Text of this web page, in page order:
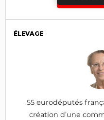
ÉLEVAGE
55 eurodéputés
création d’une